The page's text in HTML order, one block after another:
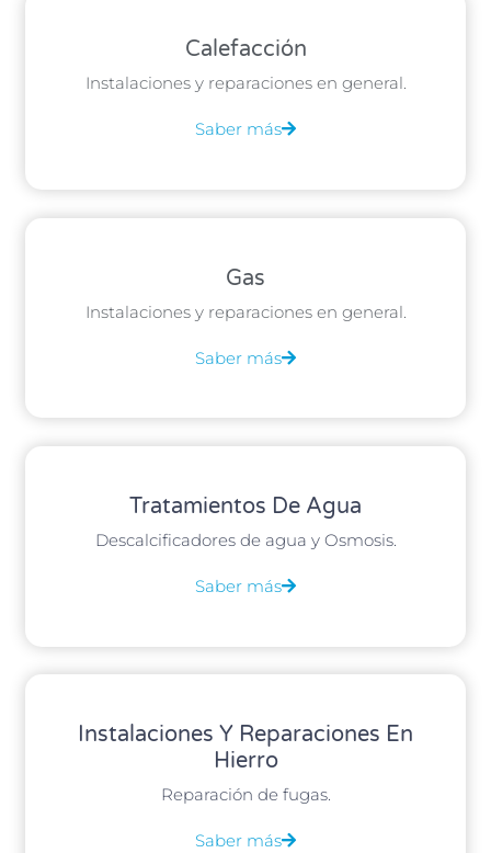
Calefacción
Instalaciones y reparaciones en general.
Saber más
Gas
Instalaciones y reparaciones en general.
Saber más
Tratamientos De Agua
Descalcificadores de agua y Osmosis.
Saber más
Instalaciones Y Reparaciones En
Hierro
Reparación de fugas.
Saber más